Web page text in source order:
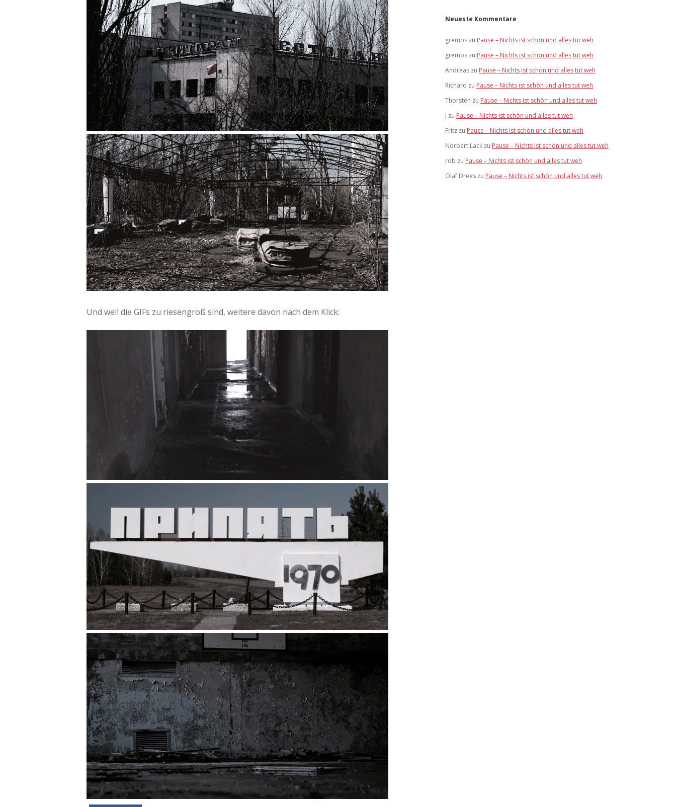
Und weil die GIFs zu riesengroß sind, weitere davon nach dem Klick:
Neueste Kommentare
gremos zu Pause – Nichts ist schön und alles tut weh
gremos zu Pause – Nichts ist schön und alles tut weh
Andreas zu Pause – Nichts ist schön und alles tut weh
Richard zu Pause – Nichts ist schön und alles tut weh
Thorsten zu Pause – Nichts ist schön und alles tut weh
j zu Pause – Nichts ist schön und alles tut weh
Fritz zu Pause – Nichts ist schön und alles tut weh
Norbert Lack zu Pause – Nichts ist schön und alles tut weh
rob zu Pause – Nichts ist schön und alles tut weh
Olaf Drees zu Pause – Nichts ist schön und alles tut weh